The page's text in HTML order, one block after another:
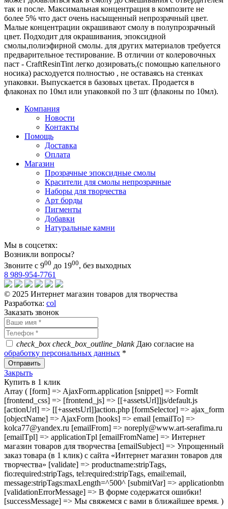
так и после. Максимальная концентрация в композите не
более 5% что даст очень насыщенный непрозрачный цвет.
Малые концентрации окрашивают смолу в полупрозрачный
цвет. Подходит для окрашивания, эпоксидной
смолы,полиэфирной смолы. для других материалов требуется
предварительное тестирование. В отличии от колеровочных
паст - CraftResinTint легко дозировать,(с помощью капельного
носика) расходуется полностью , не оставаясь на стенках
упаковки. Выпускается в базовых цветах. Продается в
флаконах по 10мл или упаковкой по 3 шт (флаконы по 10мл).
Компания
Новости
Контакты
Помощь
Доставка
Оплата
Магазин
Прозрачные эпоксидные смолы
Красители для смолы непрозрачные
Наборы для творчества
Арт борды
Пигменты
Добавки
Натуральные камни
Мы в соцсетях:
Возникли вопросы?
Звоните с 900 до 1900, без выходных
8 989-954-7761
© 2025 Интернет магазин товаров для творчества
Разработка: col
Заказать звонок
check_box check_box_outline_blankДаю согласие на
обработку персональных данных *
Закрыть
Купить в 1 клик
Array ( [form] => AjaxForm.application [snippet] => FormIt
[frontend_css] => [frontend_js] => [[+assetsUrl]]js/default.js
[actionUrl] => [[+assetsUrl]]action.php [formSelector] => ajax_form
[objectName] => AjaxForm [hooks] => email [emailTo] =>
kolca77@yandex.ru [emailFrom] => noreply@www.art-serafima.ru
[emailTpl] => applicationTpl [emailFromName] => Интернет
магазин товаров для творчества [emailSubject] => Упрощенный
заказ товара (в 1 клик) с сайта «Интернет магазин товаров для
творчества» [validate] => productname:stripTags,
fio:required:stripTags, tel:required:stripTags, email:email,
message:stripTags:maxLength=^500^ [submitVar] => applicationbtn
[validationErrorMessage] => В форме содержатся ошибки!
[successMessage] => Мы свяжемся с вами в ближайшее время. )